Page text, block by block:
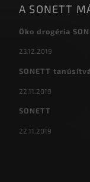
A SONETT
Öko drogéria
23.12.2019
SONETT
22.11.2019
SONETT
22.11.2019